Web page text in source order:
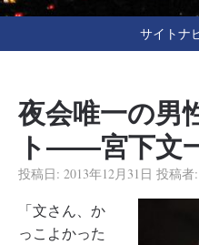
サイトナ
夜会唯一の男
ト――宮下文
投稿日: 2013年12月31日 投稿者:
「文さん、か
っこよかった